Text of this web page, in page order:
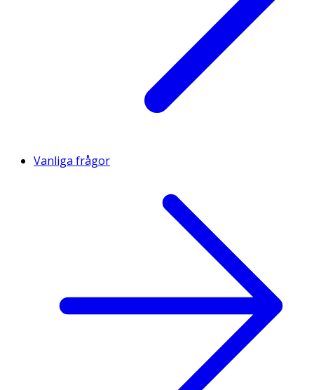
Vanliga frågor